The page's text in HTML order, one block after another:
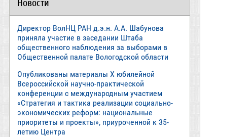
Новости
Директор ВолНЦ РАН д.э.н. А.А. Шабунова
приняла участие в заседании Штаба
общественного наблюдения за выборами в
Общественной палате Вологодской области
Опубликованы материалы X юбилейной
Всероссийской научно-практической
конференции с международным участием
«Стратегия и тактика реализации социально-
экономических реформ: национальные
приоритеты и проекты», приуроченной к 35-
летию Центра